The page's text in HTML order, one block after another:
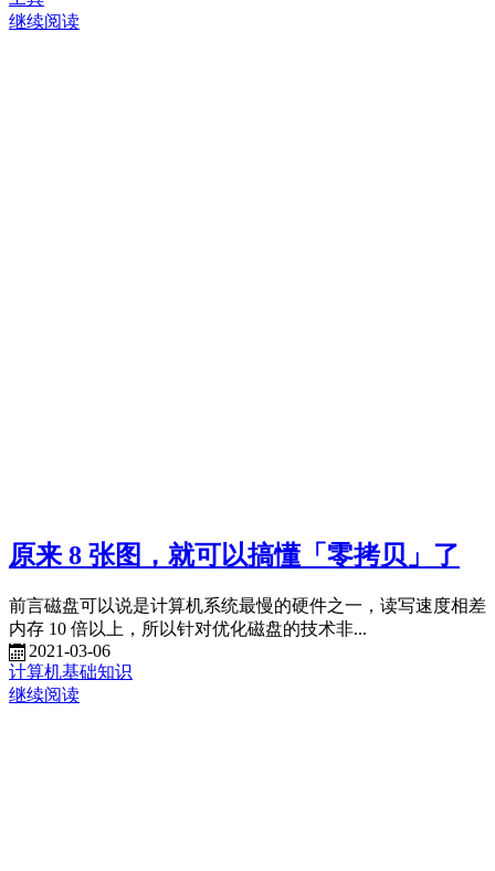
继续阅读
原来 8 张图，就可以搞懂「零拷贝」了
前言磁盘可以说是计算机系统最慢的硬件之一，读写速度相差
内存 10 倍以上，所以针对优化磁盘的技术非...
2021-03-06
计算机基础知识
继续阅读